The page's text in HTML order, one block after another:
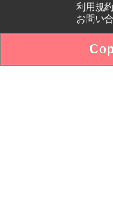
利用規約
お問い